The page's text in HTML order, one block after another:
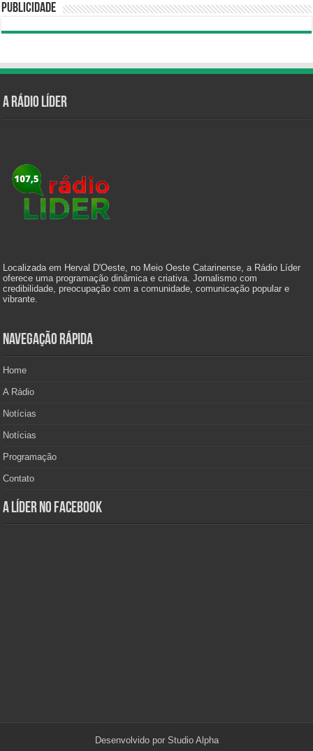
Publicidade
A Rádio Líder
Localizada em Herval D'Oeste, no Meio Oeste Catarinense, a Rádio Líder
oferece uma programação dinâmica e criativa. Jornalismo com
credibilidade, preocupação com a comunidade, comunicação popular e
vibrante.
Navegação Rápida
Home
A Rádio
Notícias
Notícias
Programação
Contato
A Líder no Facebook
Desenvolvido por Studio Alpha